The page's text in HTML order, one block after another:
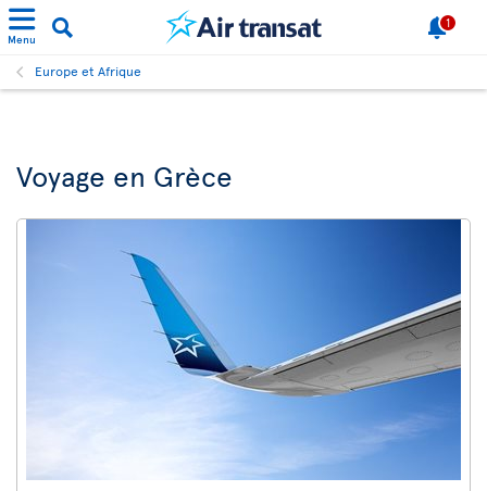
Menu
1
Europe et Afrique
Voyage en Grèce